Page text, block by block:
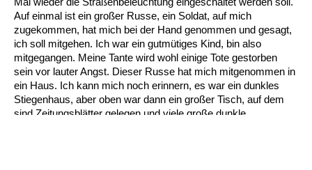
Frauen, Mütter, Kinder
Versorgung
Heimkehrer
Fluchtgeschichten
Auf einmal ist ein großer Russe, ein Soldat, auf mich
zugekommen, hat mich bei der Hand genommen und gesagt,
ich soll mitgehen. Ich war ein gutmütiges Kind, bin also
mitgegangen. Meine Tante wird wohl einige Tote gestorben
sein vor lauter Angst. Dieser Russe hat mich mitgenommen in
ein Haus. Ich kann mich noch erinnern, es war ein dunkles
Stiegenhaus, aber oben war dann ein großer Tisch, auf dem
sind Zeitungsblätter gelegen und viele große dunkle